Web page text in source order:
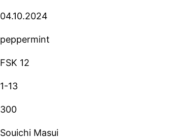
04.10.2024
peppermint
FSK 12
1-13
300
Souichi Masui